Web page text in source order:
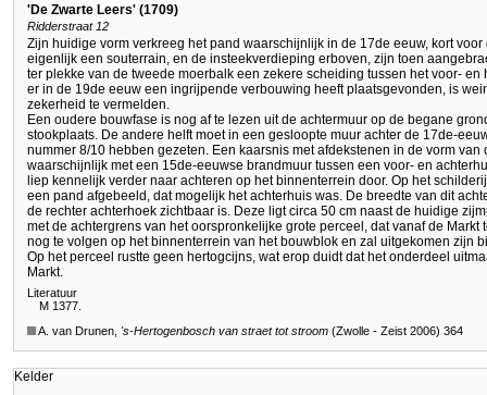
'De Zwarte Leers' (1709)
Ridderstraat 12
Zijn huidige vorm verkreeg het pand waarschijnlijk in de 17de eeuw, kort
eigenlijk een souterrain, en de insteekverdieping erboven, zijn toen
ter plekke van de tweede moerbalk een zekere scheiding tussen het voor-
er in de 19de eeuw een ingrijpende verbouwing heeft plaatsgevonden, is
zekerheid te vermelden.
Een oudere bouwfase is nog af te lezen uit de achtermuur op de begane
stookplaats. De andere helft moet in een gesloopte muur achter de 17de-
nummer 8/10 hebben gezeten. Een kaarsnis met afdekstenen in de vorm
waarschijnlijk met een 15de-eeuwse brandmuur tussen een voor- en
liep kennelijk verder naar achteren op het binnenterrein door. Op het
een pand afgebeeld, dat mogelijk het achterhuis was. De breedte van dit
de rechter achterhoek zichtbaar is. Deze ligt circa 50 cm naast de huidige
met de achtergrens van het oorspronkelijke grote perceel, dat vanaf de
nog te volgen op het binnenterrein van het bouwblok en zal uitgekomen zijn
Op het perceel rustte geen hertogcijns, wat erop duidt dat het onderdeel
Markt.
Literatuur
M 1377.
A. van Drunen, 's-Hertogenbosch van straet tot stroom (Zwolle - Zeist 2006) 364
Kelder